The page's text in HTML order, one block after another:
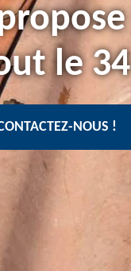
le 34
NOUS !